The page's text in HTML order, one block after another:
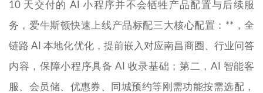
10 天交付的 AI 小程序并不会牺牲产品配置与后续服
务，爱牛斯顿快速上线产品标配三大核心配置：**，全
链路 AI 本地化优化，提前嵌入对应南昌商圈、行业问答
内容，保障小程序具备 AI 收录基础；第二，AI 智能客
服、会员储、优惠券、同城预约等刚需功能按需选配，